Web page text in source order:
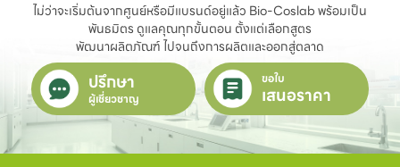
ไม่ว่าจะเริ่มต้นจากศูนย์หรือมีแบรนด์อยู่แล้ว Bio-Coslab พร้อมเป็น
พันธมิตร ดูแลคุณทุกขั้นตอน ตั้งแต่เลือกสูตร
พัฒนาผลิตภัณฑ์ ไปจนถึงการผลิตและออกสู่ตลาด
ปรึกษา
ผู้เชี่ยวชาญ
ขอใบ
เสนอราคา